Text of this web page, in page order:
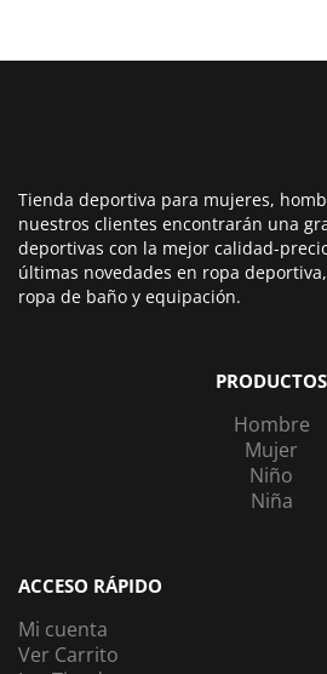
Tienda deportiva para mujeres,
nuestros clientes encontrarán una
deportivas con la mejor calidad-
últimas novedades en ropa
ropa de baño y equipación.
PRODUCTOS
Hombre
Mujer
Niño
Niña
ACCESO RÁPIDO
Mi cuenta
Ver Carrito